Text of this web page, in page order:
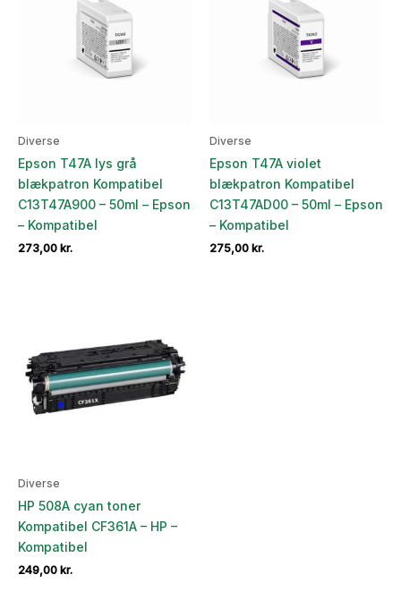
Diverse
Epson T47A lys grå
blækpatron Kompatibel
C13T47A900 – 50ml – Epson
– Kompatibel
273,00 kr.
Diverse
Epson T47A violet
blækpatron Kompatibel
C13T47AD00 – 50ml – Epson
– Kompatibel
275,00 kr.
Diverse
HP 508A cyan toner
Kompatibel CF361A – HP –
Kompatibel
249,00 kr.